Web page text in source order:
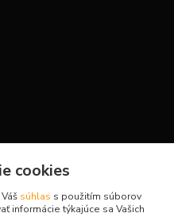
cookies
súhlas s použitím súborov
informácie týkajúce sa Vašich